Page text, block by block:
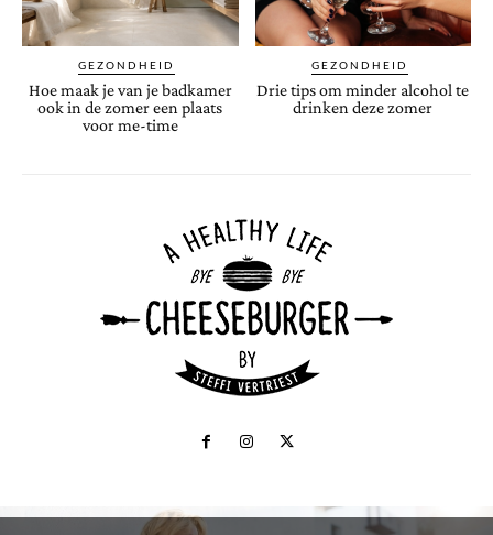
GEZONDHEID
Hoe maak je van je badkamer
ook in de zomer een plaats
voor me-time
GEZONDHEID
Drie tips om minder alcohol te
drinken deze zomer